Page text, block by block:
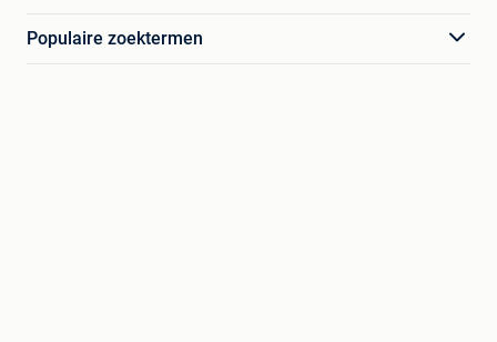
Populaire zoektermen